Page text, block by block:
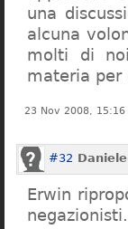
una
alcuna
molti di
materia per
23 Nov 2008, 15:16
#32
Erwin